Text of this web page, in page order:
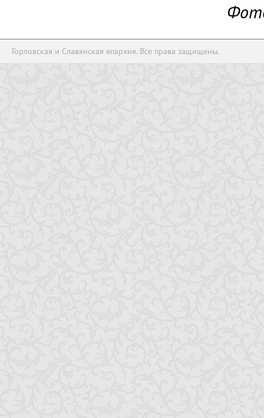
Горловская и Славянская епархия. Все права защищены.